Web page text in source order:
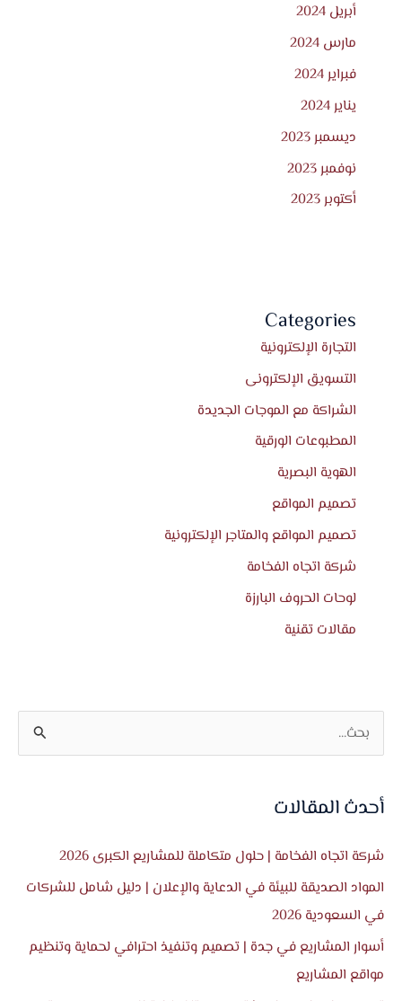
أبريل 2024
مارس 2024
فبراير 2024
يناير 2024
ديسمبر 2023
نوفمبر 2023
أكتوبر 2023
Categories
التجارة الإلكترونية
التسويق الإلكترونى
الشراكة مع الموجات الجديدة
المطبوعات الورقية
الهوية البصرية
تصميم المواقع
تصميم المواقع والمتاجر الإلكترونية
شركة اتجاه الفخامة
لوحات الحروف البارزة
مقالات تقنية
ل
ب
ح
ث
أحدث المقالات
شركة اتجاه الفخامة | حلول متكاملة للمشاريع الكبرى 2026
المواد الصديقة للبيئة في الدعاية والإعلان | دليل شامل للشركات
في السعودية 2026
أسوار المشاريع في جدة | تصميم وتنفيذ احترافي لحماية وتنظيم
مواقع المشاريع